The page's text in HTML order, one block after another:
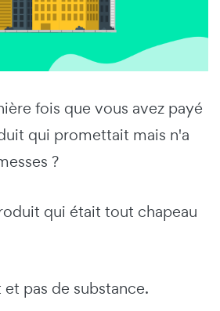
fois que vous avez payé
qui promettait mais n'a
?
qui était tout chapeau
pas de substance.